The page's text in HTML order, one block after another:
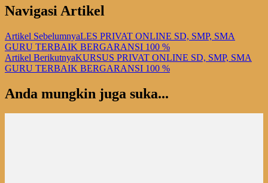
Navigasi Artikel
Artikel SebelumnyaLES PRIVAT ONLINE SD, SMP, SMA
GURU TERBAIK BERGARANSI 100 %
Artikel BerikutnyaKURSUS PRIVAT ONLINE SD, SMP, SMA
GURU TERBAIK BERGARANSI 100 %
Anda mungkin juga suka...